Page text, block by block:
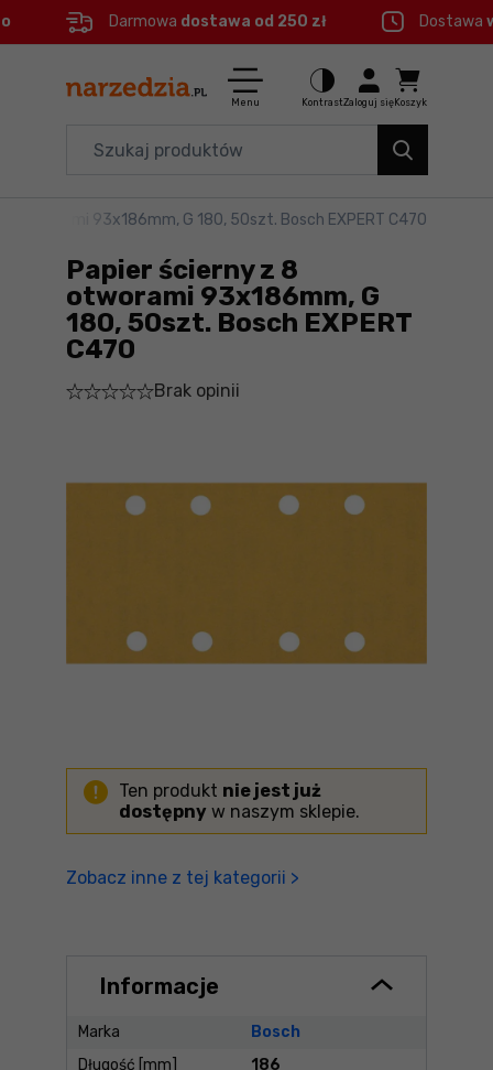
Menu główne
Informacje o produkcie
Szczegółowe informacje
Stopka
Darmowa dostawa od 250 zł Dostawa
Menu KontrastZaloguj się Koszyk
Elektronarzędzia
Akcesoria
BHP
Branże
8 otworami 93x186mm, G 180, 50szt. Bosch EXPERT C470
Papier ścierny z 8
otworami 93x186mm, G
180, 50szt. Bosch EXPERT
C470
Brak opinii
Ten produkt nie jest już
dostępny w naszym sklepie.
Zobacz inne z tej kategorii >
Informacje
Marka
Bosch
Długość [mm]
186